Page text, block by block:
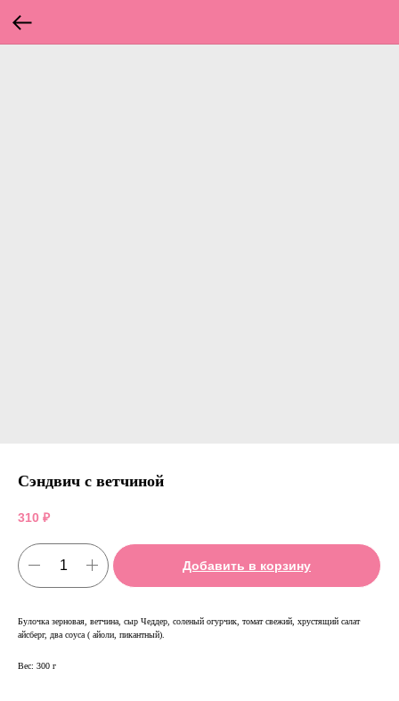
Сэндвич с ветчиной
310 ₽
Добавить в корзину
Булочка зерновая, ветчина, сыр Чеддер, соленый огурчик, томат свежий, хрустящий салат
айсберг, два соуса ( айоли, пикантный).
Вес: 300 г